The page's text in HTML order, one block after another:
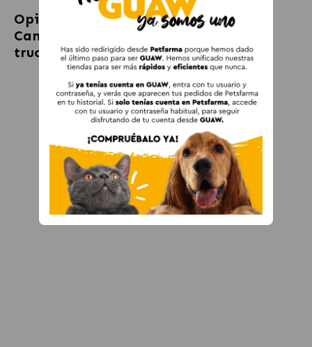
Opiniones sobreTaste of the Wild
Canyon River Pienso para gatos con
trucha